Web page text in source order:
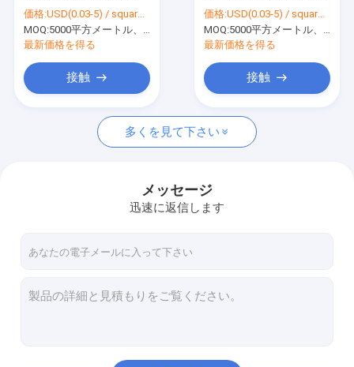
連絡 ください
ニュース
多表面の保護フィルム
カーペットの保護フィルム
自動カーペットの保護フィルム
薄板金の保護フィルム
価格:USD(0.03-5) / square meter
MOQ:5000平方メートル、印刷を用いる10000平方メートル
最新価格を得る
接触
ペンキの保護
価格:USD(0.03-5) / square meter
MOQ:5000平方メートル、印刷を用いる10000平方メートル
最新価格を得る
接触
多くを見て下さい
メッセージ
迅速に返信します